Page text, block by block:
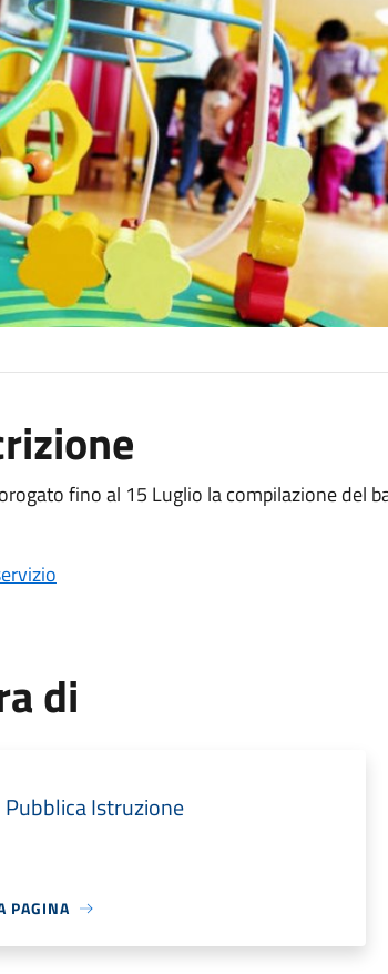
fino al 15 Luglio la compilazione del
di
Istruzione
PAGINA